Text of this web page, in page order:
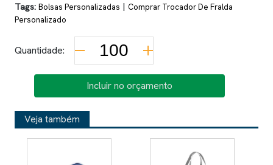
Tags: Bolsas Personalizadas | Comprar Trocador De Fralda
Personalizado
Quantidade:
Incluir no orçamento
Veja também